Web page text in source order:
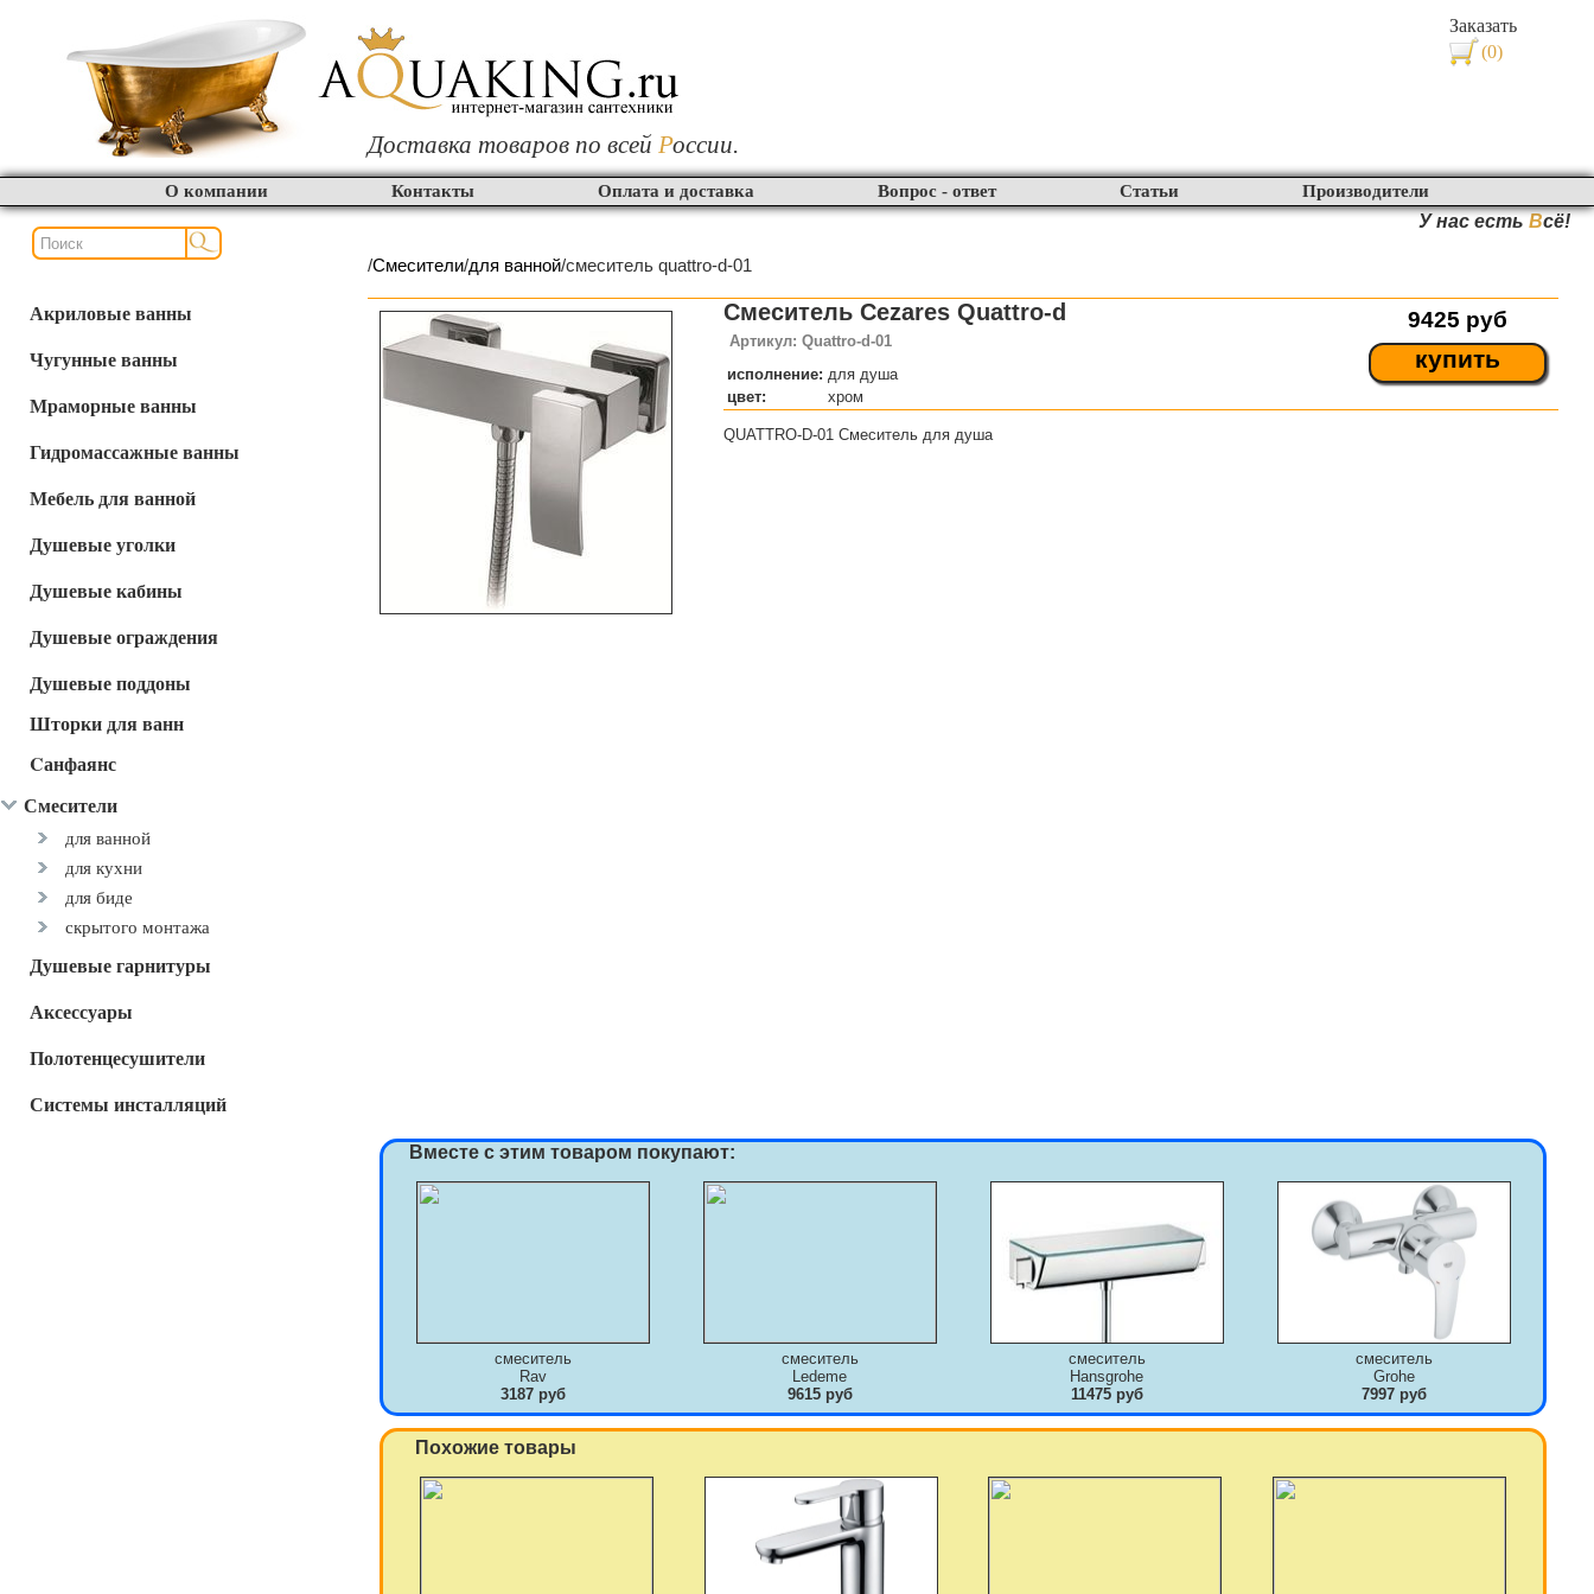
Заказать
(0)
Доставка товаров по всей России.
О компании Контакты Оплата и доставка Вопрос - ответ Статьи Производители
У нас есть Всё!
Акриловые ванны
Чугунные ванны
Мраморные ванны
Гидромассажные ванны
Мебель для ванной
Душевые уголки
Душевые кабины
Душевые ограждения
Душевые поддоны
Шторки для ванн
Cанфаянс
Смесители
для ванной
для кухни
для биде
скрытого монтажа
Душевые гарнитуры
Аксессуары
Полотенцесушители
Системы инсталляций
/Смесители/для ванной/смеситель quattro-d-01
9425 руб
купить
Смеситель Cezares Quattro-d
Артикул: Quattro-d-01
исполнение: для душа
цвет:
хром
QUATTRO-D-01 Смеситель для душа
Вместе с этим товаром покупают:
смеситель
Rav
3187 руб
смеситель
Ledeme
9615 руб
смеситель
Hansgrohe
11475 руб
смеситель
Grohe
7997 руб
Похожие товары